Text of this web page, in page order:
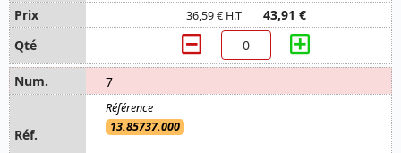
36,59 € H.T 43,91 €
7
13.85737.000